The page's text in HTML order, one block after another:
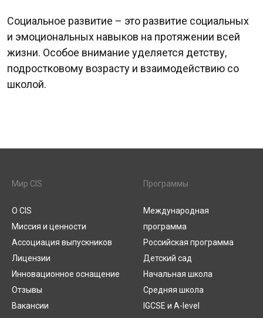
Социальное развитие – это развитие социальных
и эмоциональных навыков на протяжении всей
жизни. Особое внимание уделяется детству,
подростковому возрасту и взаимодействию со
школой.
Мир CIS
О CIS
Миссия и ценности
Ассоциация выпускников
Лицензии
Инновационное оснащение
Отзывы
Вакансии
Программы
Международная
программа
Российская программа
Детский сад
Начальная школа
Средняя школа
IGCSE и A-level